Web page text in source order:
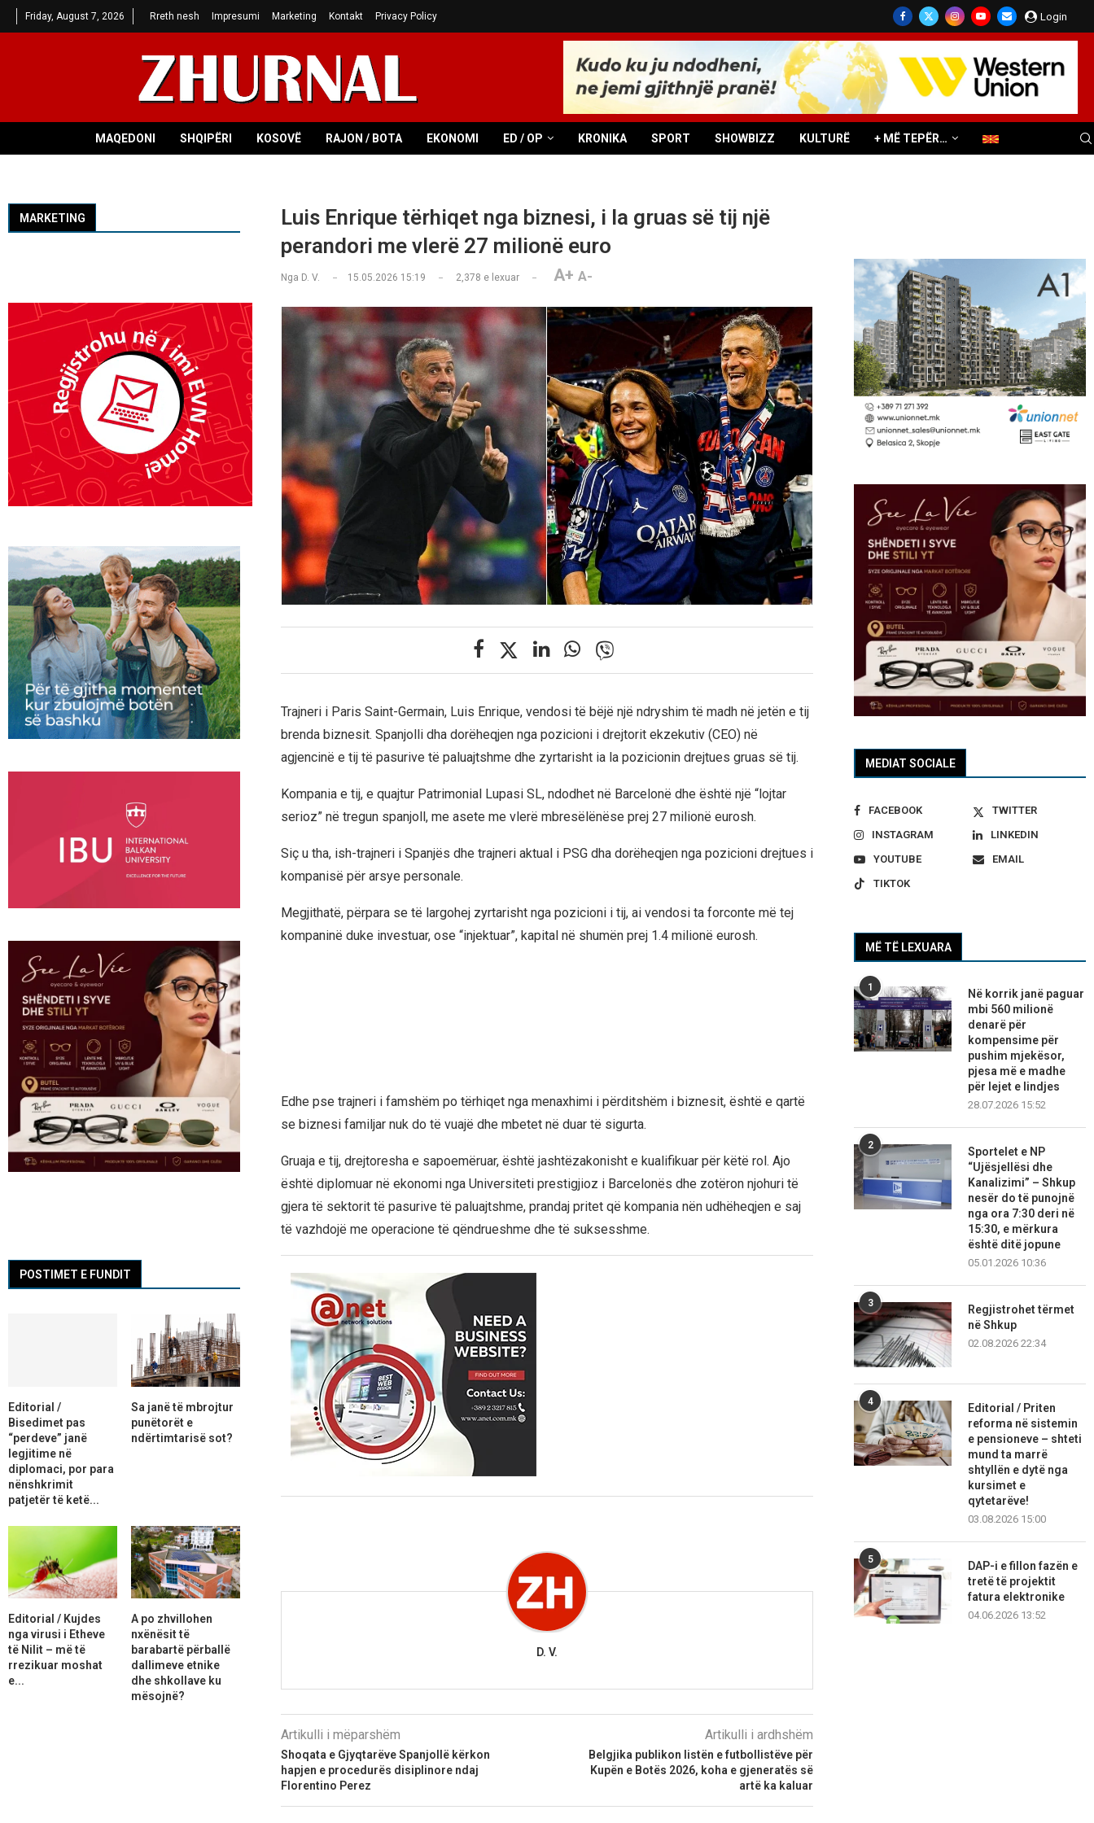
Friday, August 7, 2026 Rreth nesh Impresumi Marketing Kontakt Privacy Policy Login
MAQEDONI SHQIPËRI KOSOVË RAJON / BOTA EKONOMI ED / OP KRONIKA SPORT SHOWBIZZ KULTURË + MË TEPËR…
Luis Enrique tërhiqet nga biznesi, i la gruas së tij një
perandori me vlerë 27 milionë euro
Nga D. V. 15.05.2026 15:19 2,378 e lexuar A+ A-
Trajneri i Paris Saint-Germain, Luis Enrique, vendosi të bëjë një ndryshim të madh në jetën e tij
brenda biznesit. Spanjolli dha dorëheqjen nga pozicioni i drejtorit ekzekutiv (CEO) në
agjencinë e tij të pasurive të paluajtshme dhe zyrtarisht ia la pozicionin drejtues gruas së tij.
Kompania e tij, e quajtur Patrimonial Lupasi SL, ndodhet në Barcelonë dhe është një “lojtar
serioz” në tregun spanjoll, me asete me vlerë mbresëlënëse prej 27 milionë eurosh.
Siç u tha, ish-trajneri i Spanjës dhe trajneri aktual i PSG dha dorëheqjen nga pozicioni drejtues i
kompanisë për arsye personale.
Megjithatë, përpara se të largohej zyrtarisht nga pozicioni i tij, ai vendosi ta forconte më tej
kompaninë duke investuar, ose “injektuar”, kapital në shumën prej 1.4 milionë eurosh.
Edhe pse trajneri i famshëm po tërhiqet nga menaxhimi i përditshëm i biznesit, është e qartë
se biznesi familjar nuk do të vuajë dhe mbetet në duar të sigurta.
Gruaja e tij, drejtoresha e sapoemëruar, është jashtëzakonisht e kualifikuar për këtë rol. Ajo
është diplomuar në ekonomi nga Universiteti prestigjioz i Barcelonës dhe zotëron njohuri të
gjera të sektorit të pasurive të paluajtshme, prandaj pritet që kompania nën udhëheqjen e saj
të vazhdojë me operacione të qëndrueshme dhe të suksesshme.
D. V.
Artikulli i mëparshëm
Shoqata e Gjyqtarëve Spanjollë kërkon
hapjen e procedurës disiplinore ndaj
Florentino Perez
Artikulli i ardhshëm
Belgjika publikon listën e futbollistëve për
Kupën e Botës 2026, koha e gjeneratës së
artë ka kaluar
MEDIAT SOCIALE
FACEBOOK
TWITTER
INSTAGRAM
LINKEDIN
YOUTUBE
EMAIL
TIKTOK
MË TË LEXUARA
1
Në korrik janë paguar
mbi 560 milionë
denarë për
kompensime për
pushim mjekësor,
pjesa më e madhe
për lejet e lindjes
28.07.2026 15:52
2
Sportelet e NP
“Ujësjellësi dhe
Kanalizimi” – Shkup
nesër do të punojnë
nga ora 7:30 deri në
15:30, e mërkura
është ditë jopune
05.01.2026 10:36
3
Regjistrohet tërmet
në Shkup
02.08.2026 22:34
4
Editorial / Priten
reforma në sistemin
e pensioneve – shteti
mund ta marrë
shtyllën e dytë nga
kursimet e
qytetarëve!
03.08.2026 15:00
5
DAP-i e fillon fazën e
tretë të projektit
fatura elektronike
04.06.2026 13:52
MARKETING
POSTIMET E FUNDIT
Editorial /
Bisedimet pas
“perdeve” janë
legjitime në
diplomaci, por para
nënshkrimit
patjetër të ketë...
Sa janë të mbrojtur
punëtorët e
ndërtimtarisë sot?
Editorial / Kujdes
nga virusi i Etheve
të Nilit – më të
rrezikuar moshat
e...
A po zhvillohen
nxënësit të
barabartë përballë
dallimeve etnike
dhe shkollave ku
mësojnë?